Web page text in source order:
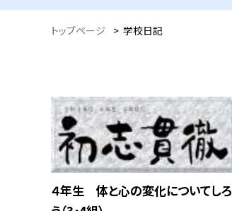
トップページ > 学校日記
４年生 体と心の変化についてしろ